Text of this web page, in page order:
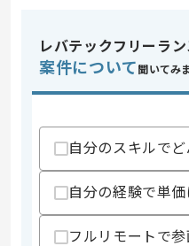
スキル
求
・
歓
レバテックフリーラ
案件について 聞いてみ
自分のスキルで
自分の経験で単
フルリモートで